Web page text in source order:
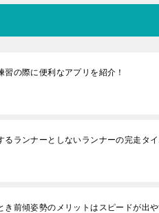
習の際に便利なアプリを紹介！
るランナーとしないランナーの完走タ
き前傾姿勢のメリットはスピードが出